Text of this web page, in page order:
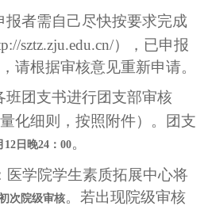
报者需自己尽快按要求完成
sztz.zju.edu.cn/），已申报
请根据审核意见重新申请。
班团支书进行团支部审核
化细则，按照附件）。团支
12 日晚24 ： 00。
医学院学生素质拓展中心将
次院级审核。若出现院级审核